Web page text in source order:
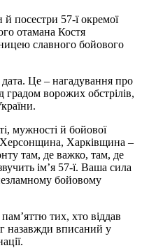
посестри 57-ї окремої
отамана Костя
славного бойового
Це – нагадування про
ворожих обстрілів,
мужності й бойової
Харківщина –
там, де важко, там, де
ім’я 57-ї. Ваша сила
бойовому
тих, хто віддав
назавжди вписаний у